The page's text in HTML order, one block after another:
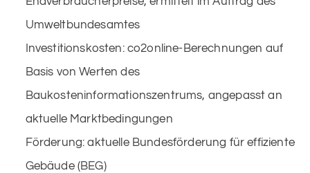
Umweltbundesamtes
Investitionskosten: co2online-Berechnungen auf
Basis von Werten des
Baukosteninformationszentrums, angepasst an
aktuelle Marktbedingungen
Förderung: aktuelle Bundesförderung für effiziente
Gebäude (BEG)